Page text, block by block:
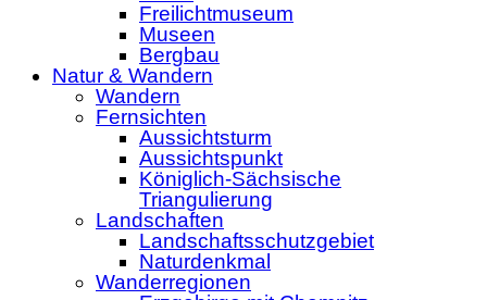
Freilichtmuseum
Museen
Bergbau
Natur & Wandern
Wandern
Fernsichten
Aussichtsturm
Aussichtspunkt
Königlich-Sächsische
Triangulierung
Landschaften
Landschaftsschutzgebiet
Naturdenkmal
Wanderregionen